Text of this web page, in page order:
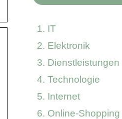
IT
Elektronik
Dienstleistungen
Technologie
Internet
Online-Shopping